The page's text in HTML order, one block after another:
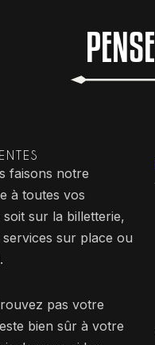
faisons notre
à toutes vos
sur la billetterie,
services sur place ou
pas votre
bien sûr à votre